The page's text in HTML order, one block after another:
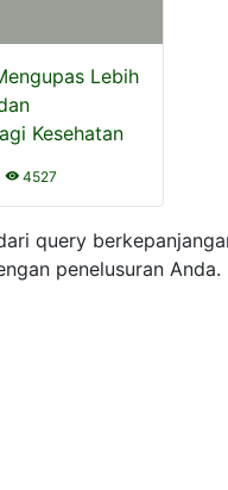
Lebih
Kesehatan
4527
query
penelusuran Anda.